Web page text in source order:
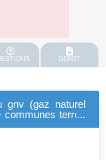
DEPOT
gnv (gaz naturel
communes terres